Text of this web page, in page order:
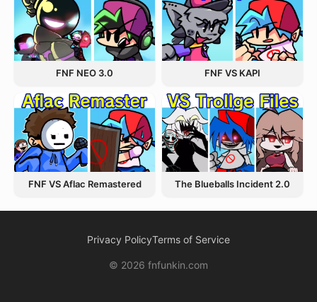
FNF NEO 3.0 FNF VS KAPI
FNF VS Aflac Remastered The Blueballs Incident 2.0
Privacy PolicyTerms of Service
© 2026 fnfunkin.com